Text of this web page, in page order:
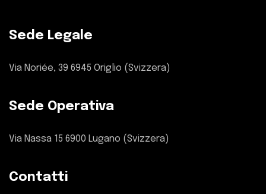
Sede Legale
Via Noriée, 39 6945 Origlio (Svizzera)
Sede Operativa
Via Nassa 15 6900 Lugano (Svizzera)
Contatti